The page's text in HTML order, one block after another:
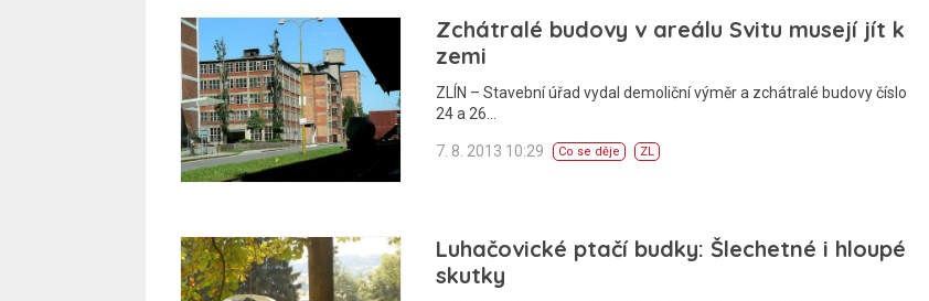
Zchátralé budovy v areálu Svitu musejí jít k
zemi
ZLÍN – Stavební úřad vydal demoliční výměr a zchátralé budovy číslo
24 a 26…
7. 8. 2013 10:29 Co se děje ZL
Luhačovické ptačí budky: Šlechetné i hloupé
skutky